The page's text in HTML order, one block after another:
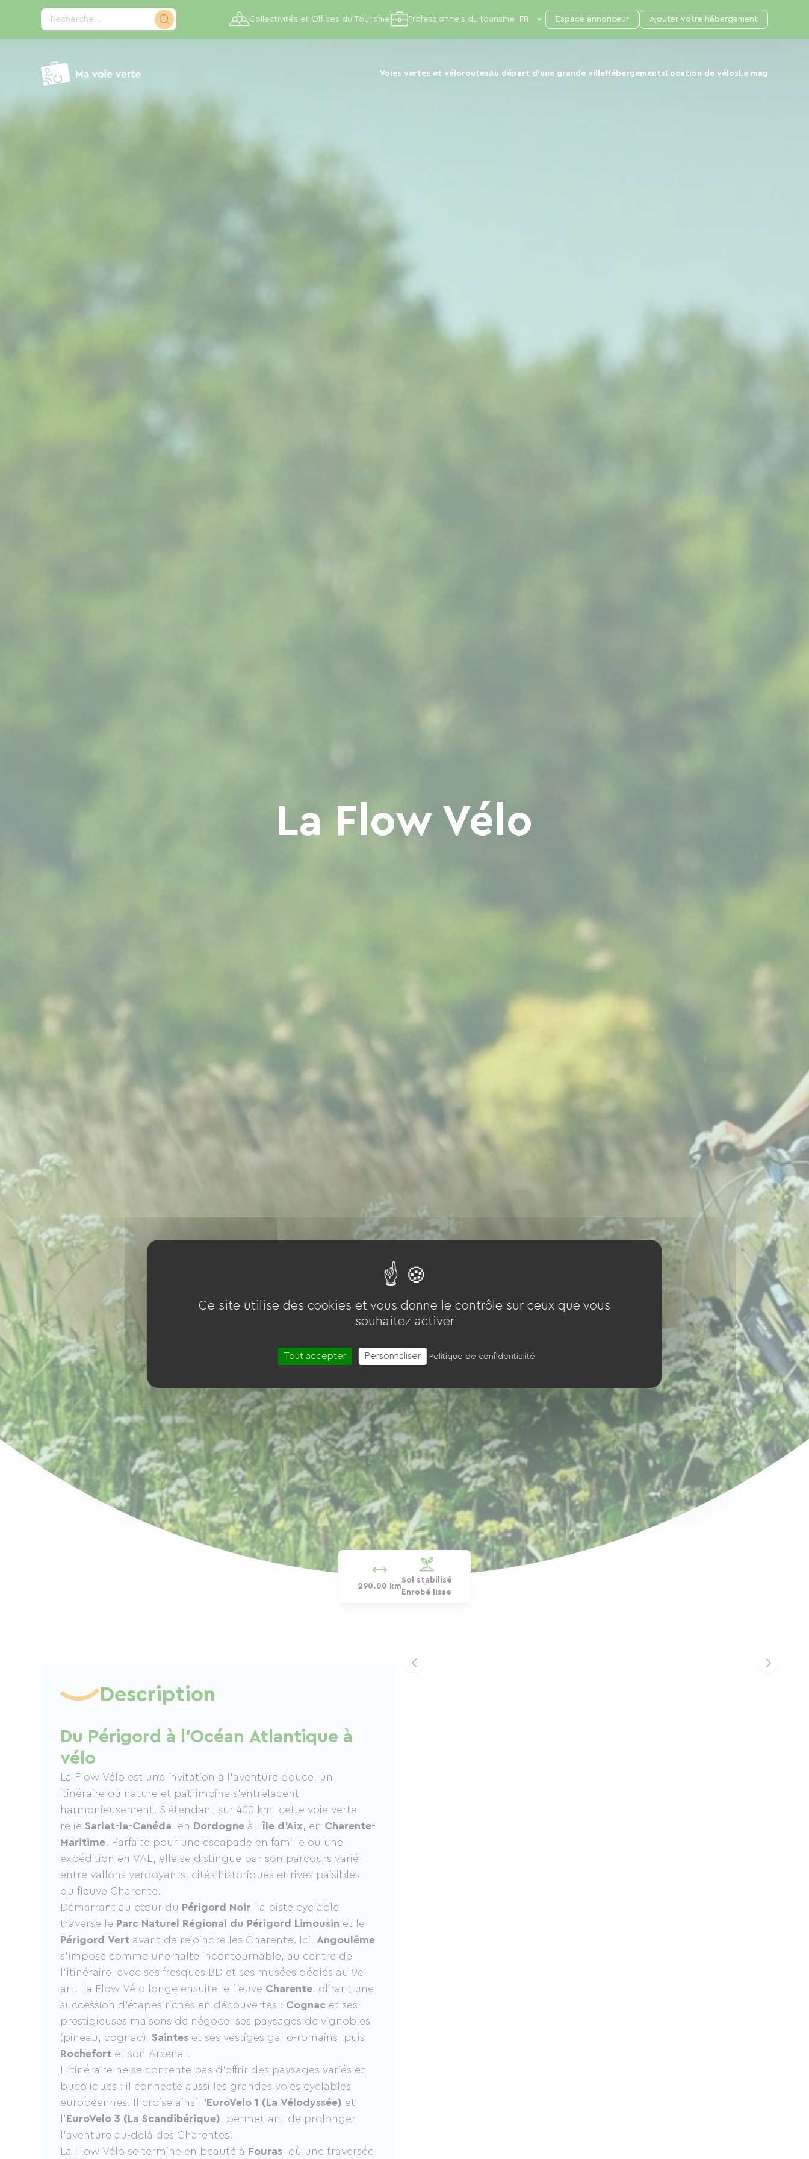
Recherche...
Voies vertes et véloroutesAu départ d'une grande ville Hébergements Location de vélos Le mag
Collectivités et Offices du Tourisme Professionnels du tourisme Espace annonceur Ajouter votre hébergement
La Flow Vélo
290.00 km
Sol stabilisé
Enrobé lisse
Description
Du Périgord à l'Océan Atlantique à
vélo
La Flow Vélo est une invitation à l’aventure douce, un
itinéraire où nature et patrimoine s’entrelacent
harmonieusement. S’étendant sur 400 km, cette voie verte
relie Sarlat-la-Canéda , en Dordogne à l’île d’Aix , en Charente-
Maritime . Parfaite pour une escapade en famille ou une
expédition en VAE, elle se distingue par son parcours varié
entre vallons verdoyants, cités historiques et rives paisibles
du fleuve Charente.
Démarrant au cœur du Périgord Noir , la piste cyclable
traverse le Parc Naturel Régional du Périgord Limousin et le
Périgord Vert avant de rejoindre les Charente. Ici, Angoulême
s’impose comme une halte incontournable, au centre de
l'itinéraire, avec ses fresques BD et ses musées dédiés au 9e
art. La Flow Vélo longe ensuite le fleuve Charente , offrant une
succession d’étapes riches en découvertes : Cognac et ses
prestigieuses maisons de négoce, ses paysages de vignobles
(pineau, cognac), Saintes et ses vestiges gallo-romains, puis
Rochefort et son Arsenal.
L’itinéraire ne se contente pas d’offrir des paysages variés et
bucoliques : il connecte aussi les grandes voies cyclables
européennes. Il croise ainsi l
’EuroVelo 1 (La Vélodyssée) et
l’EuroVelo 3 (La Scandibérique) , permettant de prolonger
l’aventure au-delà des Charentes.
La Flow Vélo se termine en beauté à Fouras , où une traversée
Panneau de gestion des cookies
Ce site utilise des cookies et vous donne le contrôle sur ceux que vous
souhaitez activer
Tout accepter Personnaliser Politique de confidentialité